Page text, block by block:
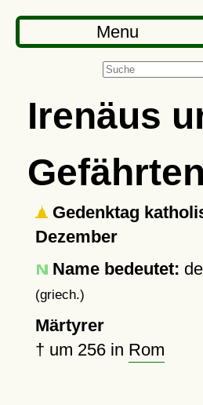
Menu
Irenäus
Gefährten
Gedenktag
Dezember
Name bedeutet:
(griech.)
Märtyrer
† um 256in Rom